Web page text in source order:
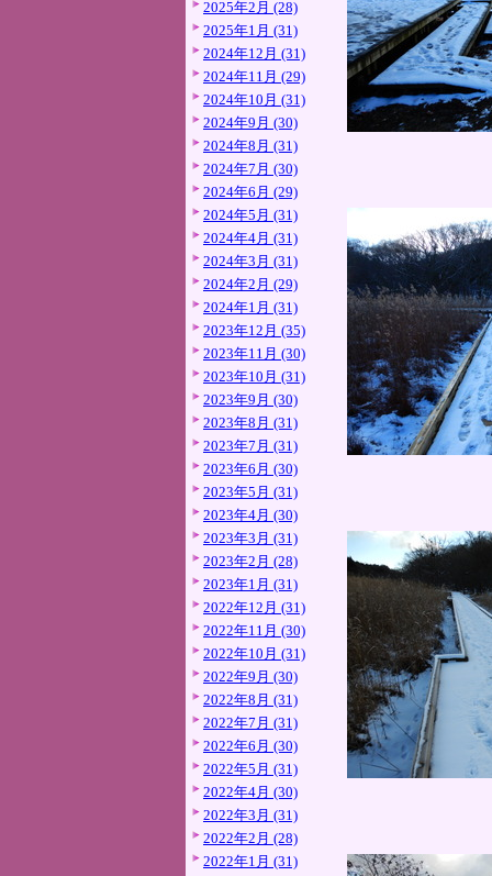
2025年2月 (28)
2025年1月 (31)
2024年12月 (31)
2024年11月 (29)
2024年10月 (31)
2024年9月 (30)
2024年8月 (31)
2024年7月 (30)
2024年6月 (29)
2024年5月 (31)
2024年4月 (31)
2024年3月 (31)
2024年2月 (29)
2024年1月 (31)
2023年12月 (35)
2023年11月 (30)
2023年10月 (31)
2023年9月 (30)
2023年8月 (31)
2023年7月 (31)
2023年6月 (30)
2023年5月 (31)
2023年4月 (30)
2023年3月 (31)
2023年2月 (28)
2023年1月 (31)
2022年12月 (31)
2022年11月 (30)
2022年10月 (31)
2022年9月 (30)
2022年8月 (31)
2022年7月 (31)
2022年6月 (30)
2022年5月 (31)
2022年4月 (30)
2022年3月 (31)
2022年2月 (28)
2022年1月 (31)